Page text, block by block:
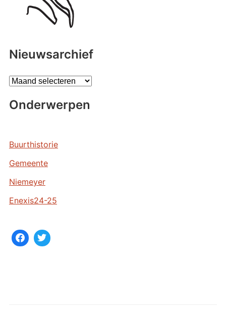
Nieuwsarchief
A
c
e
e
n
Onderwerpen
Buurthistorie
Gemeente
Niemeyer
Enexis24-25